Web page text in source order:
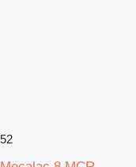
52